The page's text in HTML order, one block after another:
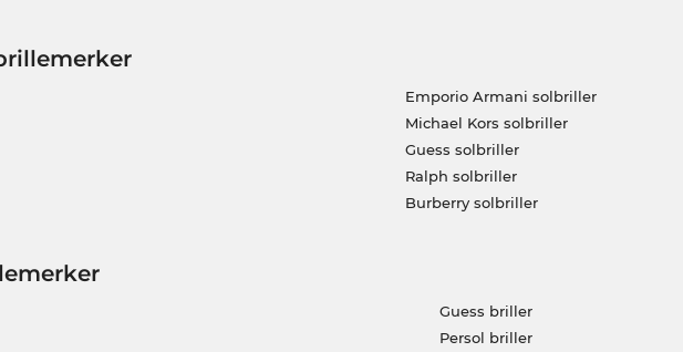
Emporio Armani solbriller
Michael Kors solbriller
Guess solbriller
Ralph solbriller
Burberry solbriller
Guess briller
Persol briller